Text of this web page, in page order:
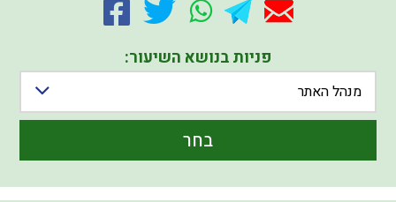
פניות בנושא השיעור:
מנהל האתר
בחר